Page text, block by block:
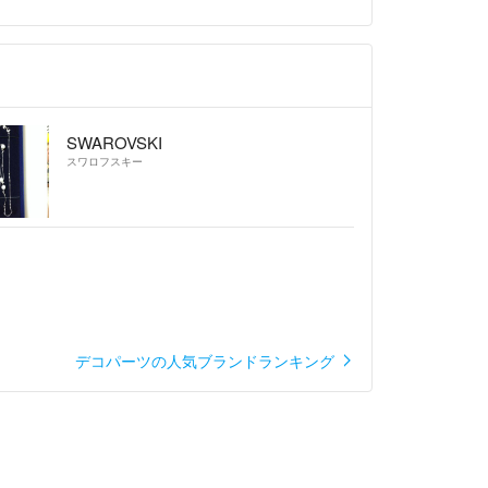
遅くなりますが、
で飼っています。
SWAROVSKI
スワロフスキー
デコパーツの人気ブランドランキング